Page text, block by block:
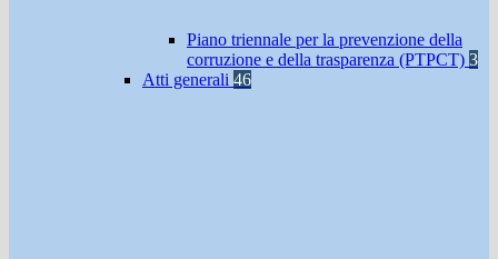
Piano triennale per la prevenzione della
corruzione e della trasparenza (PTPCT) 3
Atti generali 46